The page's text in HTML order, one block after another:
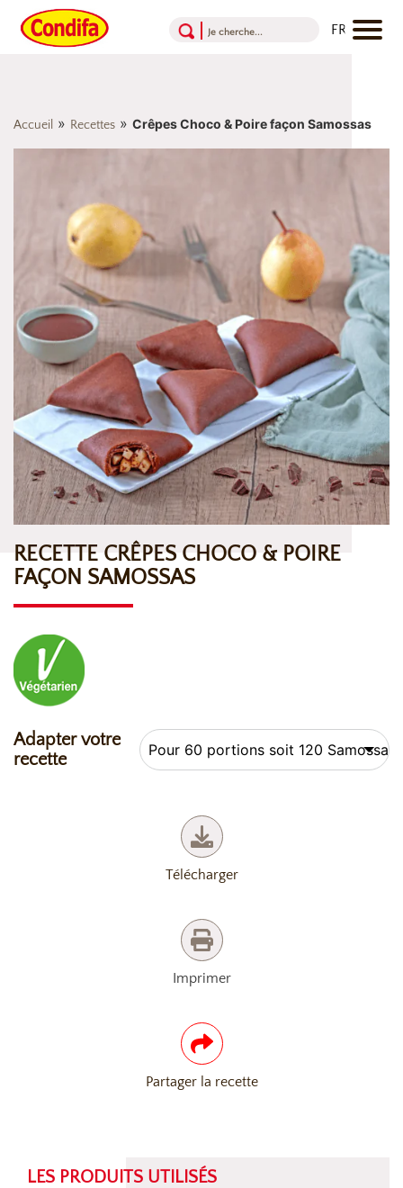
Accueil » Recettes » Crêpes Choco & Poire façon Samossas
RECETTE CRÊPES CHOCO & POIRE
FAÇON SAMOSSAS
Adapter votre
recette
Télécharger
Imprimer
Partager la recette
LES PRODUITS UTILISÉS